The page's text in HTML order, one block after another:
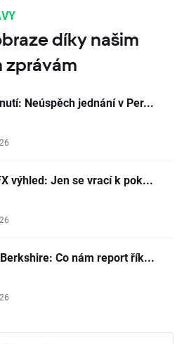
díky našim
zprávám
Neúspěch jednání v Per...
výhled: Jen se vrací k pok...
Co nám report řík...